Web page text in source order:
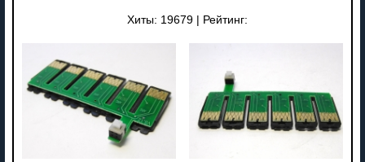
Хиты: 19679 Рейтинг: